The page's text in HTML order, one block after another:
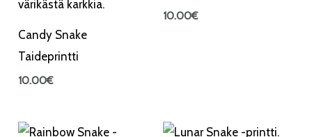
Candy Snake
Taideprintti
10.00€
10.00€